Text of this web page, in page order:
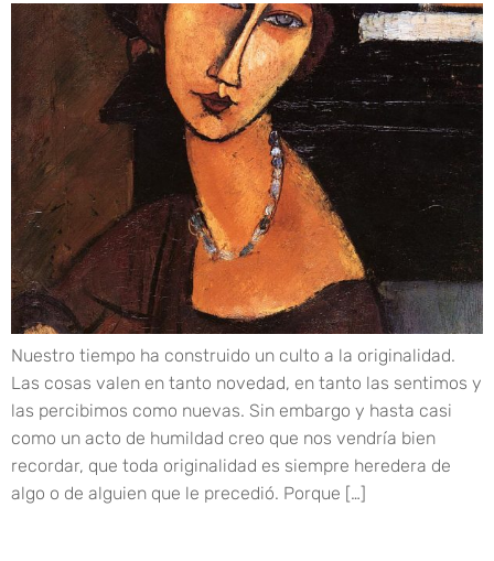
Nuestro tiempo ha construido un culto a la originalidad.
Las cosas valen en tanto novedad, en tanto las sentimos y
las percibimos como nuevas. Sin embargo y hasta casi
como un acto de humildad creo que nos vendría bien
recordar, que toda originalidad es siempre heredera de
algo o de alguien que le precedió. Porque […]